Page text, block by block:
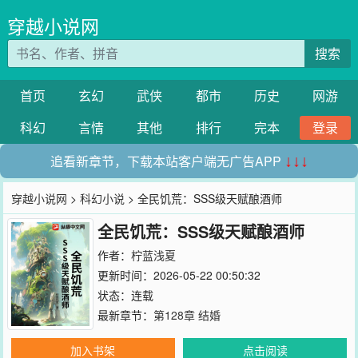
穿越小说网
搜索
首页 玄幻 武侠 都市 历史
网游
科幻
言情 其他 排行 完本
登录
追看新章节，下载本站客户端无广告APP ↓↓↓
穿越小说网 >科幻小说 > 全民饥荒：SSS级天赋酿酒师
全民饥荒：SSS级天赋酿酒师
作者： 柠蓝浅夏
更新时间：2026-05-22 00:50:32
状态：连载
最新章节： 第128章 结婚
加入书架 点击阅读